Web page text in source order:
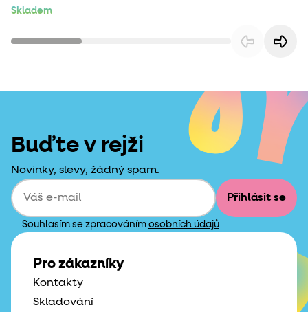
Skladem
Buďte v rejži
Novinky, slevy, žádný spam.
Přihlásit se
Souhlasím se zpracováním osobních údajů
Pro zákazníky
Kontakty
Skladování